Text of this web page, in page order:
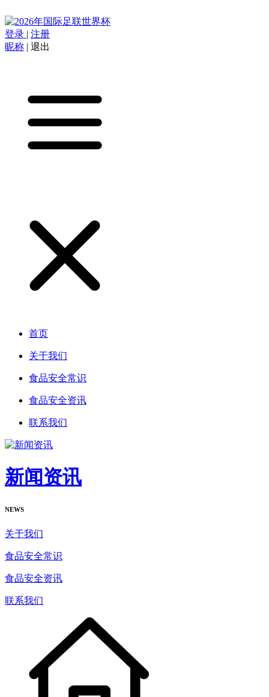
登录 | 注册
昵称 | 退出
首页
关于我们
食品安全常识
食品安全资讯
联系我们
新闻资讯
NEWS
关于我们
食品安全常识
食品安全资讯
联系我们